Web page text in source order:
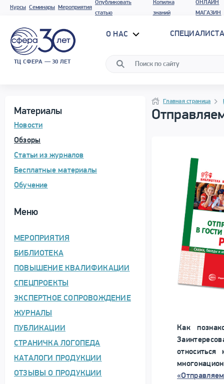
Курсы Семинары Мероприятия
Опубликовать
статью
Копилка
знаний
ОНЛАЙН
МАГАЗИН
ТЦ СФЕРА — 30 ЛЕТ
О НАС
Материалы
Новости
Обзоры
Статьи из журналов
Бесплатные материалы
Обучение
Меню
МЕРОПРИЯТИЯ
БИБЛИОТЕКА
ПОВЫШЕНИЕ КВАЛИФИКАЦИИ
СПЕЦПРОЕКТЫ
ЭКСПЕРТНОЕ СОПРОВОЖДЕНИЕ
ЖУРНАЛЫ
ПУБЛИКАЦИИ
СТРАНИЧКА ЛОГОПЕДА
КАТАЛОГИ ПРОДУКЦИИ
ОТЗЫВЫ О ПРОДУКЦИИ
Программа материала
Навигация
НавигацияГлавная страница
Как